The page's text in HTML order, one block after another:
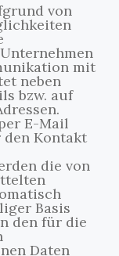
von
mit
neben
bzw. auf
E-Mail
Kontakt
die von
Basis
den für die
Daten